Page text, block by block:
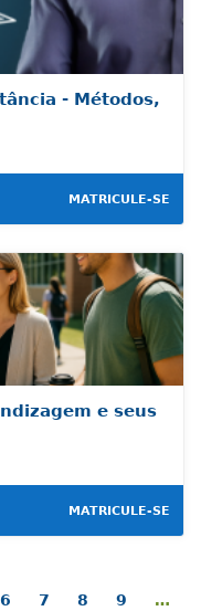
- Métodos,
MATRICULE-SE
e seus
MATRICULE-SE
6 7 8 9 …